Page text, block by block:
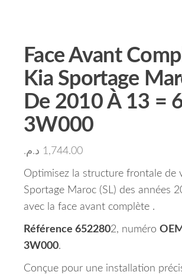
Face Avant
Kia Sportage
De 2010 À 13 =
3W000
1,744.00 د.م.
Optimisez la structure frontale de
Sportage Maroc (SL) des années
avec la face avant complète .
Référence 6522802, numéro
3W000.
Conçue pour une installation